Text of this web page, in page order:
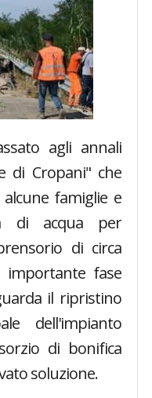
agli annali
di Cropani" che
famiglie e
di acqua per
di circa
fase
il ripristino
dell'impianto
di bonifica
soluzione.